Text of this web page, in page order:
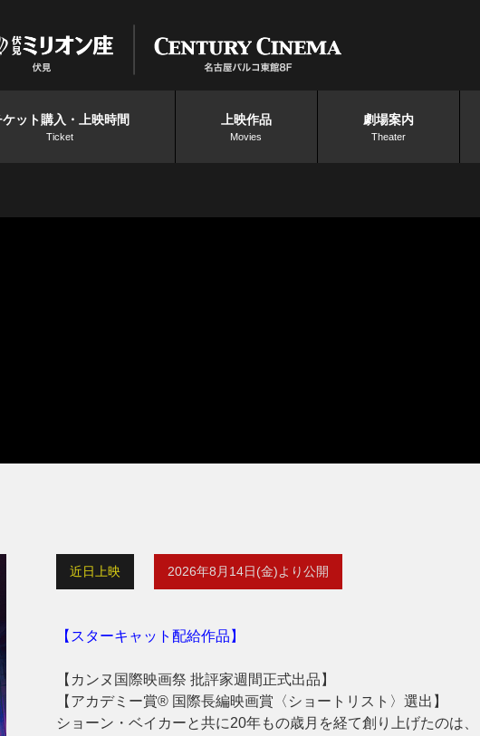
ケット購入・上映時間
Ticket
上映作品
Movies
劇場案内
Theater
近日上映 2026年8月14日(金)より公開
【スターキャット配給作品】
【カンヌ国際映画祭 批評家週間正式出品】
【アカデミー賞® 国際長編映画賞〈ショートリスト〉選出】
ショーン・ベイカーと共に20年もの歳月を経て創り上げたのは